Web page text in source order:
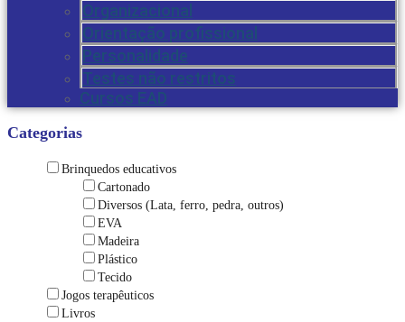
Organizacional
Orientação profissional
Personalidade
Testes não restritos
Cursos EAD
Categorias
Brinquedos educativos
Cartonado
Diversos (Lata, ferro, pedra, outros)
EVA
Madeira
Plástico
Tecido
Jogos terapêuticos
Livros